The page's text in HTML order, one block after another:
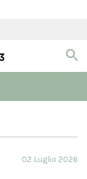
02 Luglio 2026